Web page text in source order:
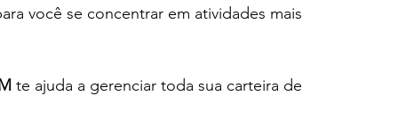
você se concentrar em atividades mais
te ajuda a gerenciar toda sua carteira de